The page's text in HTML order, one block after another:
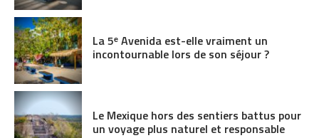
La 5ᵉ Avenida est-elle vraiment un
incontournable lors de son séjour ?
Le Mexique hors des sentiers battus pour
un voyage plus naturel et responsable